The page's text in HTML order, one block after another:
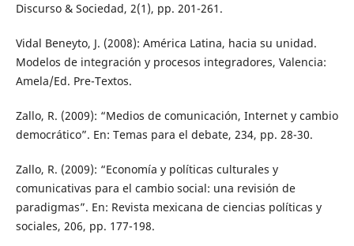
Discurso & Sociedad, 2(1), pp. 201-261.
Vidal Beneyto, J. (2008): América Latina, hacia su unidad.
Modelos de integración y procesos integradores, Valencia:
Amela/Ed. Pre-Textos.
Zallo, R. (2009): “Medios de comunicación, Internet y cambio
democrático”. En: Temas para el debate, 234, pp. 28-30.
Zallo, R. (2009): “Economía y políticas culturales y
comunicativas para el cambio social: una revisión de
paradigmas”. En: Revista mexicana de ciencias políticas y
sociales, 206, pp. 177-198.